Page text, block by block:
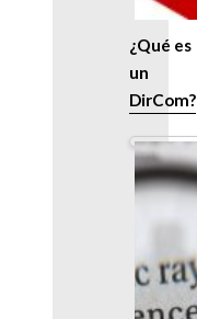
¿Qué es
un
DirCom?